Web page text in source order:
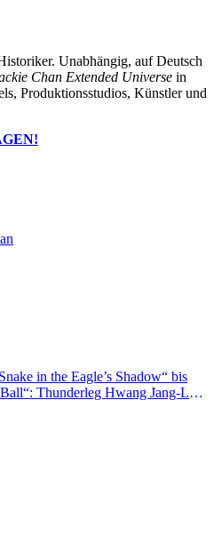
Unabhängig, auf Deutsch
Chan Extended Universe in
Produktionsstudios, Künstler und
in the Eagle’s Shadow“ bis
Thunderleg Hwang Jang-Lee
los